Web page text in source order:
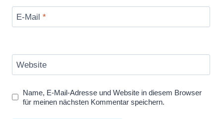
E-Mail *
Website
Name, E-Mail-Adresse und Website in diesem Browser
für meinen nächsten Kommentar speichern.